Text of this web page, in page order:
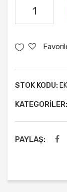
Müzikli
STOK KODU:
KATEGORILER:
PAYLAŞ: